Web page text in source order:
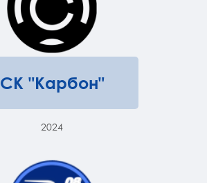
СК "Карбон"
2024